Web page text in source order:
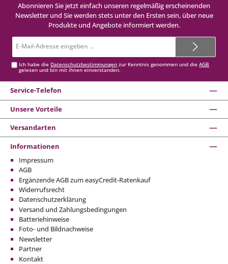
Abonnieren Sie jetzt einfach unseren regelmäßig erscheinenden
Newsletter und Sie werden stets unter den Ersten sein, über neue
Produkte und Angebote informiert werden.
Mail-
Ich habe die Datenschutzbestimmungen zur Kenntnis genommen und dieAGB
gelesen und bin mit ihnen einverstanden.
Service-Telefon
Unsere Vorteile
Versandarten
Informationen
Impressum
AGB
Ergänzende AGB zum easyCredit-Ratenkauf
Widerrufsrecht
Datenschutzerklärung
Versand und Zahlungsbedingungen
Batteriehinweise
Foto- und Bildnachweise
Newsletter
Partner
Kontakt